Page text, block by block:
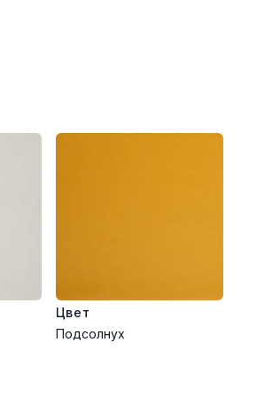
Цвет
Подсолнух